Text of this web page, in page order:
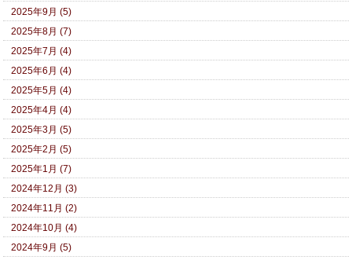
2025年9月 (5)
2025年8月 (7)
2025年7月 (4)
2025年6月 (4)
2025年5月 (4)
2025年4月 (4)
2025年3月 (5)
2025年2月 (5)
2025年1月 (7)
2024年12月 (3)
2024年11月 (2)
2024年10月 (4)
2024年9月 (5)